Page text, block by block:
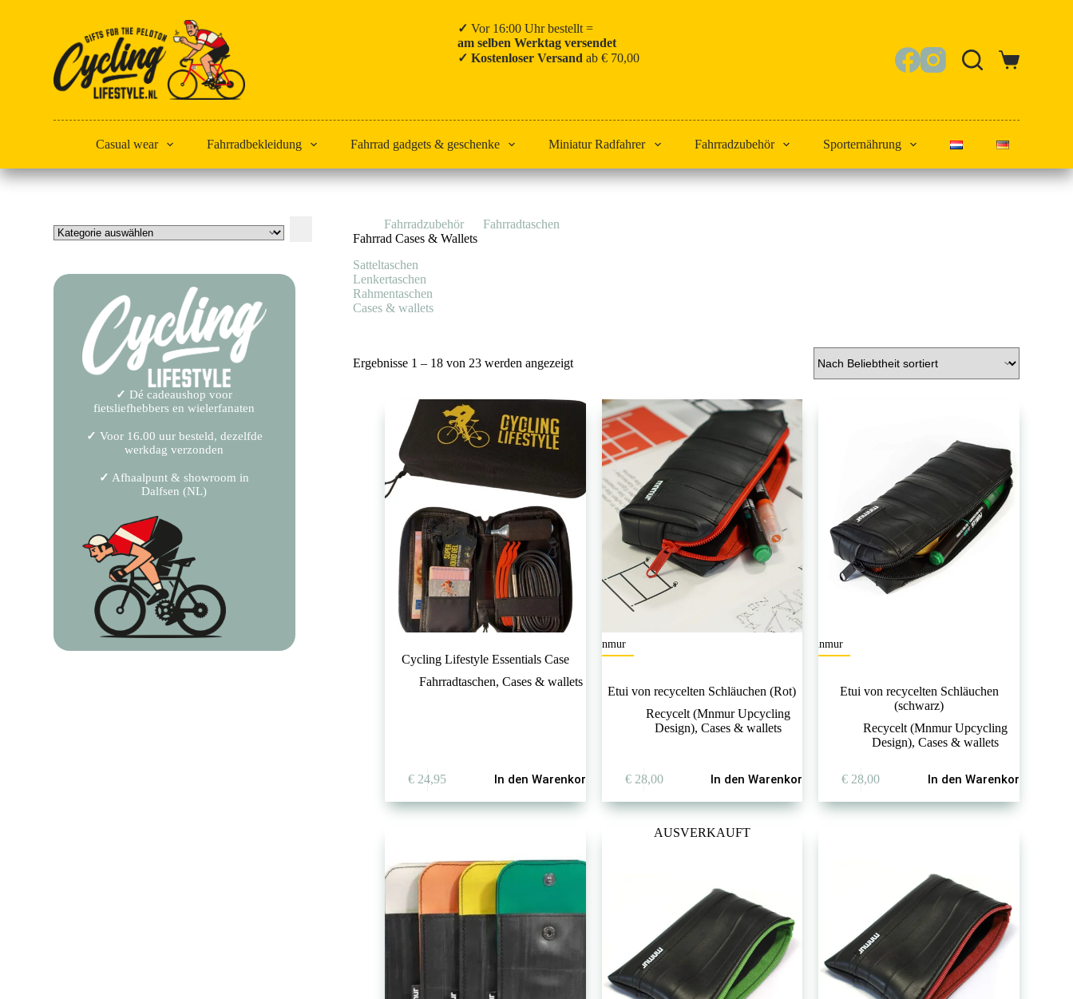
✓ Vor 16:00 Uhr bestellt =
am selben Werktag versendet
✓ Kostenloser Versand ab € 70,00
Warenkorb
Casual wear Fahrradbekleidung Fahrrad gadgets & geschenke Miniatur Radfahrer Fahrradzubehör Sporternährung
StartFahrradzubehör Fahrradtaschen
Fahrrad Cases & Wallets
Satteltaschen
Lenkertaschen
Rahmentaschen
Cases & wallets
Ergebnisse 1 – 18 von 23 werden angezeigtNach
Cycling Lifestyle Essentials Case
Fahrradtaschen,Cases & wallets
€ 24,95 In den Warenkorb
mnmur
Etui von recycelten Schläuchen (Rot)
Recycelt (Mnmur Upcycling
Design), Cases & wallets
€28,00 In den Warenkorb
mnmur
Etui von recycelten Schläuchen
(schwarz)
Recycelt (Mnmur Upcycling
Design), Cases & wallets
€ 28,00 In den Warenkorb
AUSVERKAUFT
auswählen
✓ Dé cadeaushop voor
fietsliefhebbers en wielerfanaten
✓ Voor 16.00 uur besteld, dezelfde
werkdag verzonden
✓ Afhaalpunt & showroom in
Dalfsen (NL)